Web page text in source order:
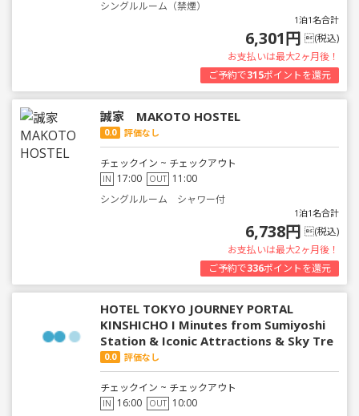
シングルルーム（禁煙）
1泊1名合計
6,301円 (税込)
お支払いは最大2ヶ月後！
ご予約で315ポイントを還元
誠家 MAKOTO HOSTEL
0.0 評価なし
チェックイン ~ チェックアウト
IN 17:00 OUT 11:00
シングルルーム シャワー付
1泊1名合計
6,738円 (税込)
お支払いは最大2ヶ月後！
ご予約で336ポイントを還元
HOTEL TOKYO JOURNEY PORTAL
KINSHICHO I Minutes from Sumiyoshi
Station & Iconic Attractions & Sky Tre
0.0 評価なし
チェックイン ~ チェックアウト
IN 16:00 OUT 10:00